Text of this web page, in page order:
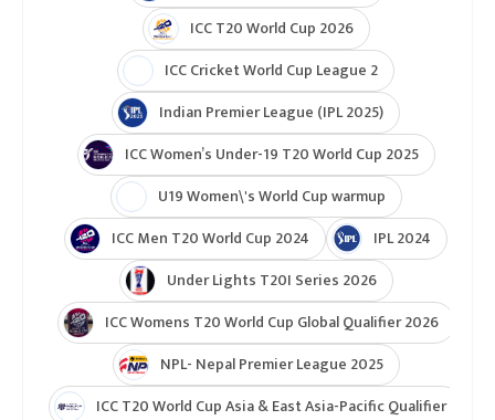
ICC T20 World Cup 2026
ICC Cricket World Cup League 2
Indian Premier League (IPL 2025)
ICC Women’s Under-19 T20 World Cup 2025
U19 Women\'s World Cup warmup
ICC Men T20 World Cup 2024
IPL 2024
Under Lights T20I Series 2026
ICC Womens T20 World Cup Global Qualifier 2026
NPL- Nepal Premier League 2025
ICC T20 World Cup Asia & East Asia-Pacific Qualifier